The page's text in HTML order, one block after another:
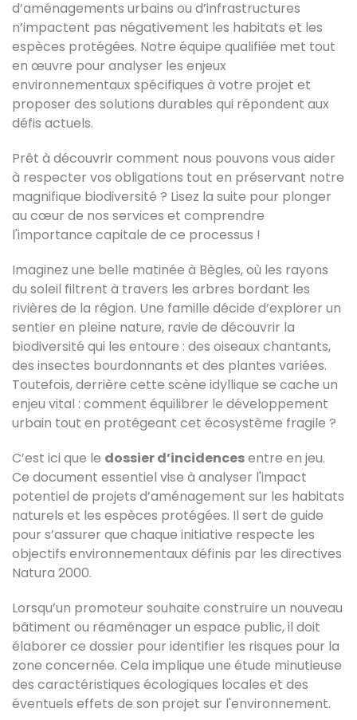
d’aménagements urbains ou d’infrastructures
n’impactent pas négativement les habitats et les
espèces protégées. Notre équipe qualifiée met tout
en œuvre pour analyser les enjeux
environnementaux spécifiques à votre projet et
proposer des solutions durables qui répondent aux
défis actuels.
Prêt à découvrir comment nous pouvons vous aider
à respecter vos obligations tout en préservant notre
magnifique biodiversité ? Lisez la suite pour plonger
au cœur de nos services et comprendre
l'importance capitale de ce processus !
Imaginez une belle matinée à Bègles, où les rayons
du soleil filtrent à travers les arbres bordant les
rivières de la région. Une famille décide d’explorer un
sentier en pleine nature, ravie de découvrir la
biodiversité qui les entoure : des oiseaux chantants,
des insectes bourdonnants et des plantes variées.
Toutefois, derrière cette scène idyllique se cache un
enjeu vital : comment équilibrer le développement
urbain tout en protégeant cet écosystème fragile ?
C’est ici que le dossier d’incidencesentre en jeu.
Ce document essentiel vise à analyser l'impact
potentiel de projets d’aménagement sur les habitats
naturels et les espèces protégées. Il sert de guide
pour s’assurer que chaque initiative respecte les
objectifs environnementaux définis par les directives
Natura 2000.
Lorsqu’un promoteur souhaite construire un nouveau
bâtiment ou réaménager un espace public, il doit
élaborer ce dossier pour identifier les risques pour la
zone concernée. Cela implique une étude minutieuse
des caractéristiques écologiques locales et des
éventuels effets de son projet sur l'environnement.